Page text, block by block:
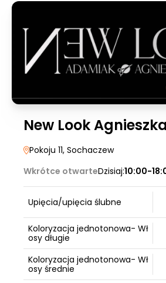
New Look
Pokoju 11, Sochaczew
Wkrótce otwarteDzisiaj:10:00-
Upięcia/upięcia ślubne
Koloryzacja jednotonowa- Wł
osy długie
Koloryzacja jednotonowa- Wł
osy średnie